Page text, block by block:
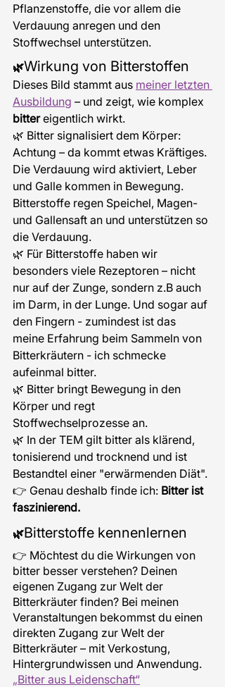
Pflanzenstoffe, die vor allem die
Verdauung anregen und den
Stoffwechsel unterstützen.
🌿Wirkung von Bitterstoffen
Dieses Bild stammt aus meiner letzten
Ausbildung – und zeigt, wie komplex
bitter eigentlich wirkt.
🌿 Bitter signalisiert dem Körper:
Achtung – da kommt etwas Kräftiges.
Die Verdauung wird aktiviert, Leber
und Galle kommen in Bewegung.
Bitterstoffe regen Speichel, Magen-
und Gallensaft an und unterstützen so
die Verdauung.
🌿 Für Bitterstoffe haben wir
besonders viele Rezeptoren – nicht
nur auf der Zunge, sondern z.B auch
im Darm, in der Lunge. Und sogar auf
den Fingern - zumindest ist das
meine Erfahrung beim Sammeln von
Bitterkräutern - ich schmecke
aufeinmal bitter.
🌿 Bitter bringt Bewegung in den
Körper und regt
Stoffwechselprozesse an.
🌿 In der TEM gilt bitter als klärend,
tonisierend und trocknend und ist
Bestandtel einer "erwärmenden Diät".
👉 Genau deshalb finde ich: Bitter ist
faszinierend.
🌿Bitterstoffe kennenlernen
👉 Möchtest du die Wirkungen von
bitter besser verstehen? Deinen
eigenen Zugang zur Welt der
Bitterkräuter finden? Bei meinen
Veranstaltungen bekommst du einen
direkten Zugang zur Welt der
Bitterkräuter – mit Verkostung,
Hintergrundwissen und Anwendung.
„Bitter aus Leidenschaft“